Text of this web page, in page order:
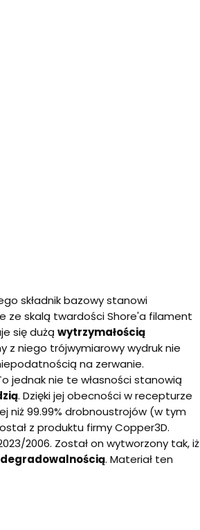
składnik bazowy stanowi
ze skalą twardości Shore'a filament
się dużą wytrzymałością
z niego trójwymiarowy wydruk nie
na zerwanie.
jednak nie te własności stanowią
. Dzięki jej obecności w recepturze
niż 99.99% drobnoustrojów (w tym
z produktu firmy Copper3D.
2006. Został on wytworzony tak, iż
. Materiał ten